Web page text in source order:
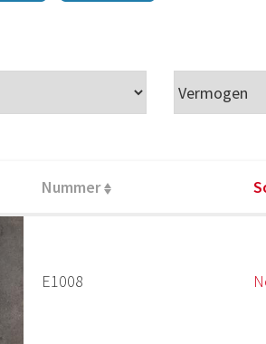
Nummer
E1008